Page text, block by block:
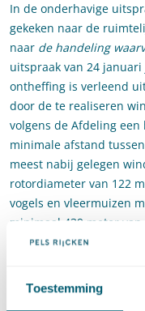
Toestemming
In de onderhavige
gekeken naar de
naar de handeling
uitspraak van 24
ontheffing is verleend
door de te realiseren
volgens de Afdeling
minimale afstand
meest nabij gelegen
rotordiameter van 122
vogels en vleermuizen
minimaal 439 meter
de Afdeling heeft de
appellanten. Deze
belanghebbenden